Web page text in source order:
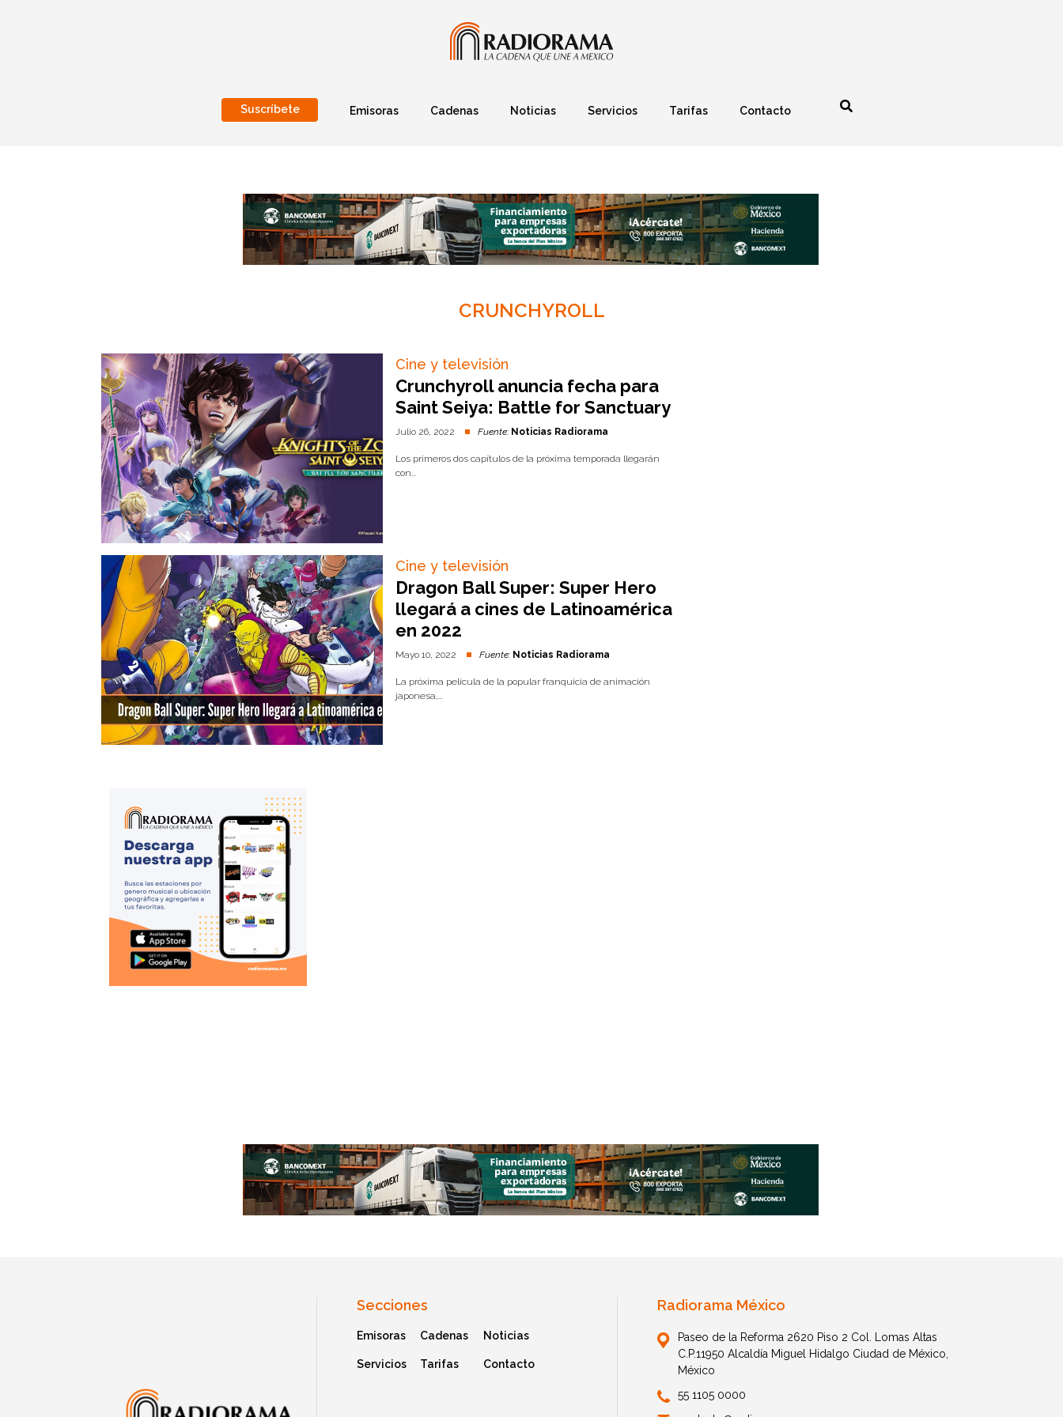
Suscríbete Emisoras Cadenas Noticias Servicios Tarifas Contacto
CRUNCHYROLL
Cine y televisión
Crunchyroll anuncia fecha para
Saint Seiya: Battle for Sanctuary
Julio 26, 2022 Fuente: Noticias Radiorama
Los primeros dos capítulos de la próxima temporada llegarán
con...
Cine y televisión
Dragon Ball Super: Super Hero
llegará a cines de Latinoamérica
en 2022
Mayo 10, 2022 Fuente: Noticias Radiorama
La próxima película de la popular franquicia de animación
japonesa,...
Secciones
Emisoras Cadenas Noticias
Servicios Tarifas Contacto
Radiorama México
Paseo de la Reforma 2620 Piso 2 Col. Lomas Altas
C.P.11950 Alcaldía Miguel Hidalgo Ciudad de México,
México
55 1105 0000